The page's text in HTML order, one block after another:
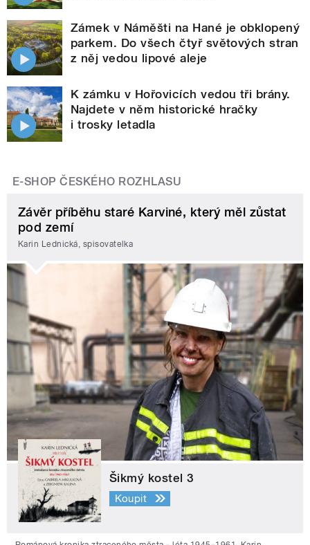
Zámek v Náměšti na Hané je obklopený
parkem. Do všech čtyř světových stran
z něj vedou lipové aleje
K zámku v Hořovicích vedou tři brány.
Najdete v něm historické hračky
i trosky letadla
E-SHOP ČESKÉHO ROZHLASU
Závěr příběhu staré Karviné, který měl zůstat
pod zemí
Karin Lednická, spisovatelka
Šikmý kostel 3
Koupit